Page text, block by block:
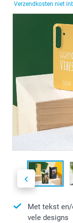
Verzendkosten niet
Met tekst
vele designs